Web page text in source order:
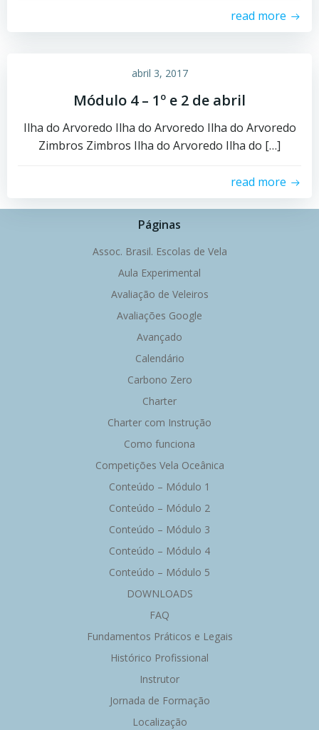
read more
abril 3, 2017
Módulo 4 – 1º e 2 de abril
Ilha do Arvoredo Ilha do Arvoredo Ilha do Arvoredo
Zimbros Zimbros Ilha do Arvoredo Ilha do […]
read more
Páginas
Assoc. Brasil. Escolas de Vela
Aula Experimental
Avaliação de Veleiros
Avaliações Google
Avançado
Calendário
Carbono Zero
Charter
Charter com Instrução
Como funciona
Competições Vela Oceânica
Conteúdo – Módulo 1
Conteúdo – Módulo 2
Conteúdo – Módulo 3
Conteúdo – Módulo 4
Conteúdo – Módulo 5
DOWNLOADS
FAQ
Fundamentos Práticos e Legais
Histórico Profissional
Instrutor
Jornada de Formação
Localização